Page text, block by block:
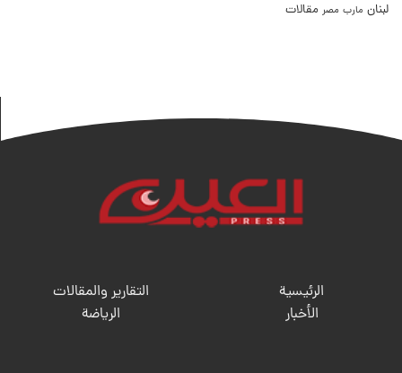
لبنان مارب مصر مقالات
الرئيسية
الأخبار
التقارير والمقالات
الریاضة